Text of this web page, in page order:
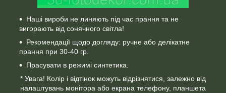
Наші вироби не линяють під час прання та не
вигорають від сонячного світла!
Рекомендації щодо догляду: ручне або делікатне
прання при 30-40 гр.
Прасувати в режимі синтетика.
* Увага! Колір і відтінок можуть відрізнятися, залежно від
налаштувань монітора або екрана телефону, планшета